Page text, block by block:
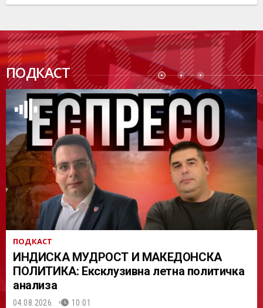
ПОДКАСТ
ПОДК
АСТ
ПОДКАСТ
ИНДИСКА МУДРОСТ И МАКЕДОНСКА
ПОЛИТИКА: Ексклузивна летна политичка
анализа
04.08.2026. 10:01